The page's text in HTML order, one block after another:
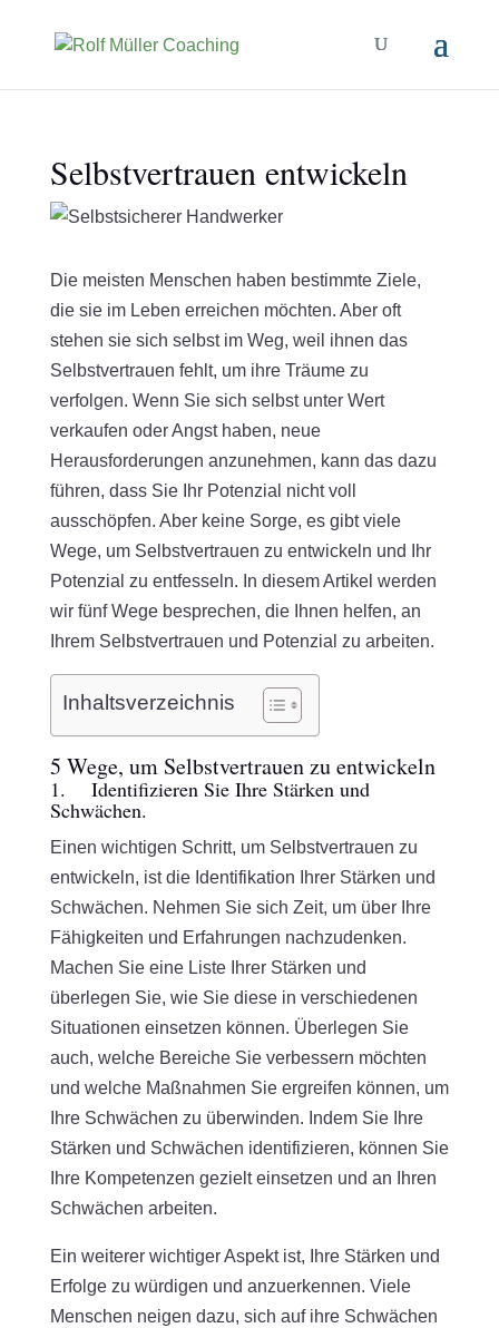
Selbstvertrauen entwickeln
Die meisten Menschen haben bestimmte Ziele,
die sie im Leben erreichen möchten. Aber oft
stehen sie sich selbst im Weg, weil ihnen das
Selbstvertrauen fehlt, um ihre Träume zu
verfolgen. Wenn Sie sich selbst unter Wert
verkaufen oder Angst haben, neue
Herausforderungen anzunehmen, kann das dazu
führen, dass Sie Ihr Potenzial nicht voll
ausschöpfen. Aber keine Sorge, es gibt viele
Wege, um Selbstvertrauen zu entwickeln und Ihr
Potenzial zu entfesseln. In diesem Artikel werden
wir fünf Wege besprechen, die Ihnen helfen, an
Ihrem Selbstvertrauen und Potenzial zu arbeiten.
Inhaltsverzeichnis
5 Wege, um Selbstvertrauen zu entwickeln
1. Identifizieren Sie Ihre Stärken und
Schwächen.
Einen wichtigen Schritt, um Selbstvertrauen zu
entwickeln, ist die Identifikation Ihrer Stärken und
Schwächen. Nehmen Sie sich Zeit, um über Ihre
Fähigkeiten und Erfahrungen nachzudenken.
Machen Sie eine Liste Ihrer Stärken und
überlegen Sie, wie Sie diese in verschiedenen
Situationen einsetzen können. Überlegen Sie
auch, welche Bereiche Sie verbessern möchten
und welche Maßnahmen Sie ergreifen können, um
Ihre Schwächen zu überwinden. Indem Sie Ihre
Stärken und Schwächen identifizieren, können Sie
Ihre Kompetenzen gezielt einsetzen und an Ihren
Schwächen arbeiten.
Ein weiterer wichtiger Aspekt ist, Ihre Stärken und
Erfolge zu würdigen und anzuerkennen. Viele
Menschen neigen dazu, sich auf ihre Schwächen